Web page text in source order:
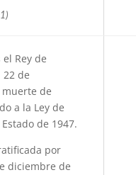
Rey de
22 de
de
a la Ley de
de 1947.
por
diciembre de